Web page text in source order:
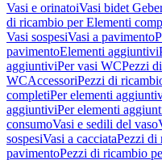
Vasi e orinatoiVasi bidet
di ricambio per Elementi
Vasi sospesiVasi a pavimento
pavimentoElementi aggiuntivi
aggiuntiviPer vasi WCPezzi
WCAccessoriPezzi di
completiPer elementi
aggiuntiviPer elementi
consumoVasi e sedili del vaso
sospesiVasi a cacciataPezzi di
pavimentoPezzi di ricambio